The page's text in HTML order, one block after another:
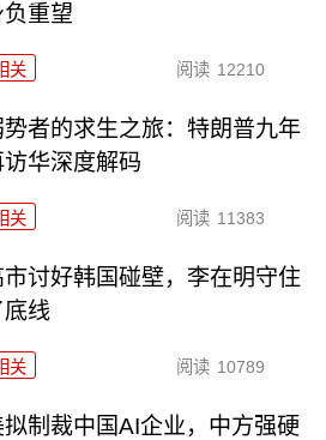
负重望
关 阅读 12210
势者的求生之旅：特朗普九年
访华深度解码
关 阅读 11383
市讨好韩国碰壁，李在明守住
底线
关 阅读 10789
拟制裁中国AI企业，中方强硬